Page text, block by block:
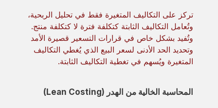
تركز على التكاليف المتغيرة فقط في تحليل الربحية،
وتُعامل التكاليف الثابتة كتكلفة فترة لا كتكلفة منتج.
وتُفيد بشكل خاص في قرارات التسعير قصيرة الأمد
وتحديد الحد الأدنى لسعر البيع الذي يُغطي التكاليف
المتغيرة ويُسهم في تغطية التكاليف الثابتة.
المحاسبة الخالية من الهدر (Lean Costing)